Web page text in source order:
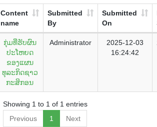
Content
name
Submitted
By
Submitted
On
ກຸ່ມທີ່ຮັບຜົນ
ປະໂຫຍດ
ຂອງແຜນ
ທຸລະກິດຊາວ
ກະສິກອນ
Administrator
2025-12-03
16:24:42
Showing 1 to 1 of 1 entries
Previous
1 Next